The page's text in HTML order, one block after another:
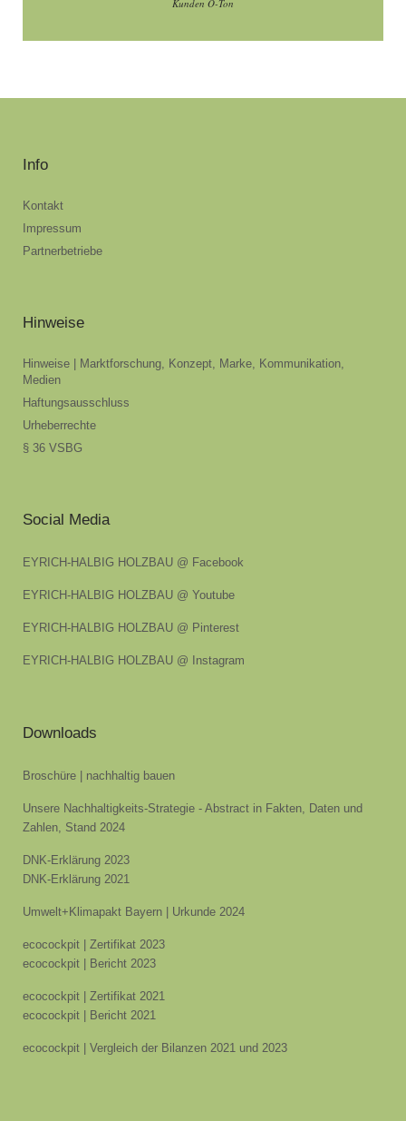
Kunden O-Ton
Info
Kontakt
Impressum
Partnerbetriebe
Hinweise
Hinweise | Marktforschung, Konzept, Marke, Kommunikation,
Medien
Haftungsausschluss
Urheberrechte
§ 36 VSBG
Social Media
EYRICH-HALBIG HOLZBAU @ Facebook
EYRICH-HALBIG HOLZBAU @ Youtube
EYRICH-HALBIG HOLZBAU @ Pinterest
EYRICH-HALBIG HOLZBAU @ Instagram
Downloads
Broschüre | nachhaltig bauen
Unsere Nachhaltigkeits-Strategie - Abstract in Fakten, Daten und
Zahlen, Stand 2024
DNK-Erklärung 2023
DNK-Erklärung 2021
Umwelt+Klimapakt Bayern | Urkunde 2024
ecocockpit | Zertifikat 2023
ecocockpit | Bericht 2023
ecocockpit | Zertifikat 2021
ecocockpit | Bericht 2021
ecocockpit | Vergleich der Bilanzen 2021 und 2023